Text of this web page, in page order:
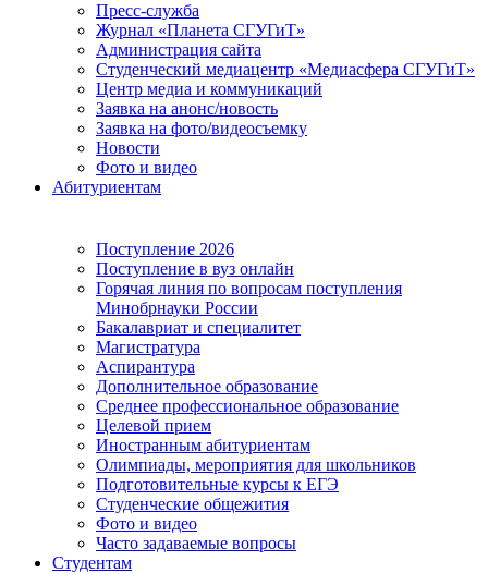
Пресс-служба
Журнал «Планета СГУГиТ»
Администрация сайта
Студенческий медиацентр «Медиасфера СГУГиТ»
Центр медиа и коммуникаций
Заявка на анонс/новость
Заявка на фото/видеосъемку
Новости
Фото и видео
Абитуриентам
Поступление 2026
Поступление в вуз онлайн
Горячая линия по вопросам поступления
Минобрнауки России
Бакалавриат и специалитет
Магистратура
Аспирантура
Дополнительное образование
Среднее профессиональное образование
Целевой прием
Иностранным абитуриентам
Олимпиады, мероприятия для школьников
Подготовительные курсы к ЕГЭ
Студенческие общежития
Фото и видео
Часто задаваемые вопросы
Студентам